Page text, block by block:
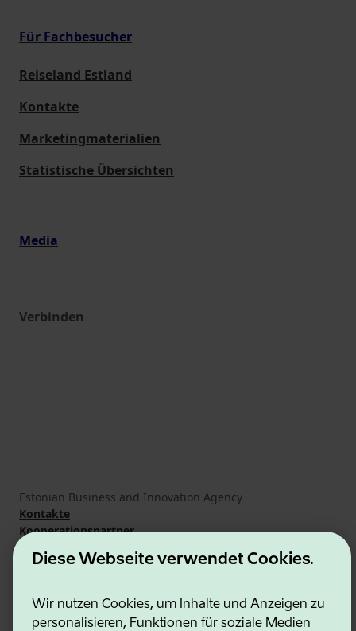
Diese Webseite verwendet Cookies.
Wir nutzen Cookies, um Inhalte und Anzeigen zu
personalisieren, Funktionen für soziale Medien
Für Fachbesucher
Reiseland Estland
Kontakte
Marketingmaterialien
Statistische Übersichten
Media
Verbinden
Estonian Business and Innovation Agency
Kontakte
Kooperationspartner
Cookie- und Datenschutzrichtlinie